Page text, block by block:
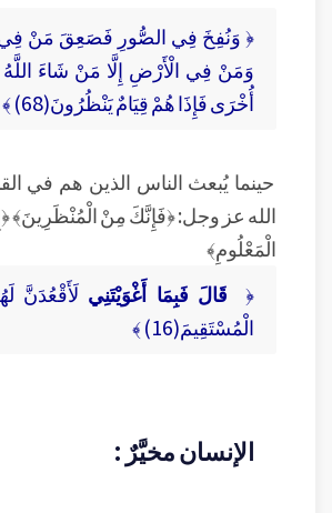
﴿ وَنُفِخَ فِي الصُّورِ فَصَعِقَ مَنْ
وَمَنْ فِي الْأَرْضِ إِلَّا مَنْ شَاءَ
أُخْرَى فَإِذَا هُمْ قِيَامٌ يَنْظُرُونَ(68) ﴾
حينما يُبعث الناس الذين هم في
الله عز وجل: ﴿فَإِنَّكَ مِنْ الْمُنْظَرِينَ﴾
الْمَعْلُومِ﴾
﴿
قَالَ فَبِمَا أَغْوَيْتَنِي لَأَقْعُدَنَّ
الْمُسْتَقِيمَ(16) ﴾
الإنسان مخيَّرٌ :